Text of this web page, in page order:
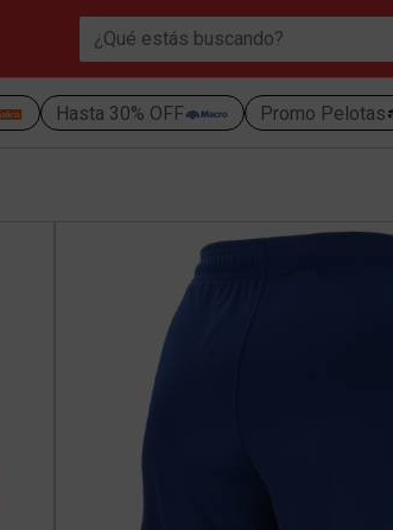
Hasta 30% OFF Promo Pelotas